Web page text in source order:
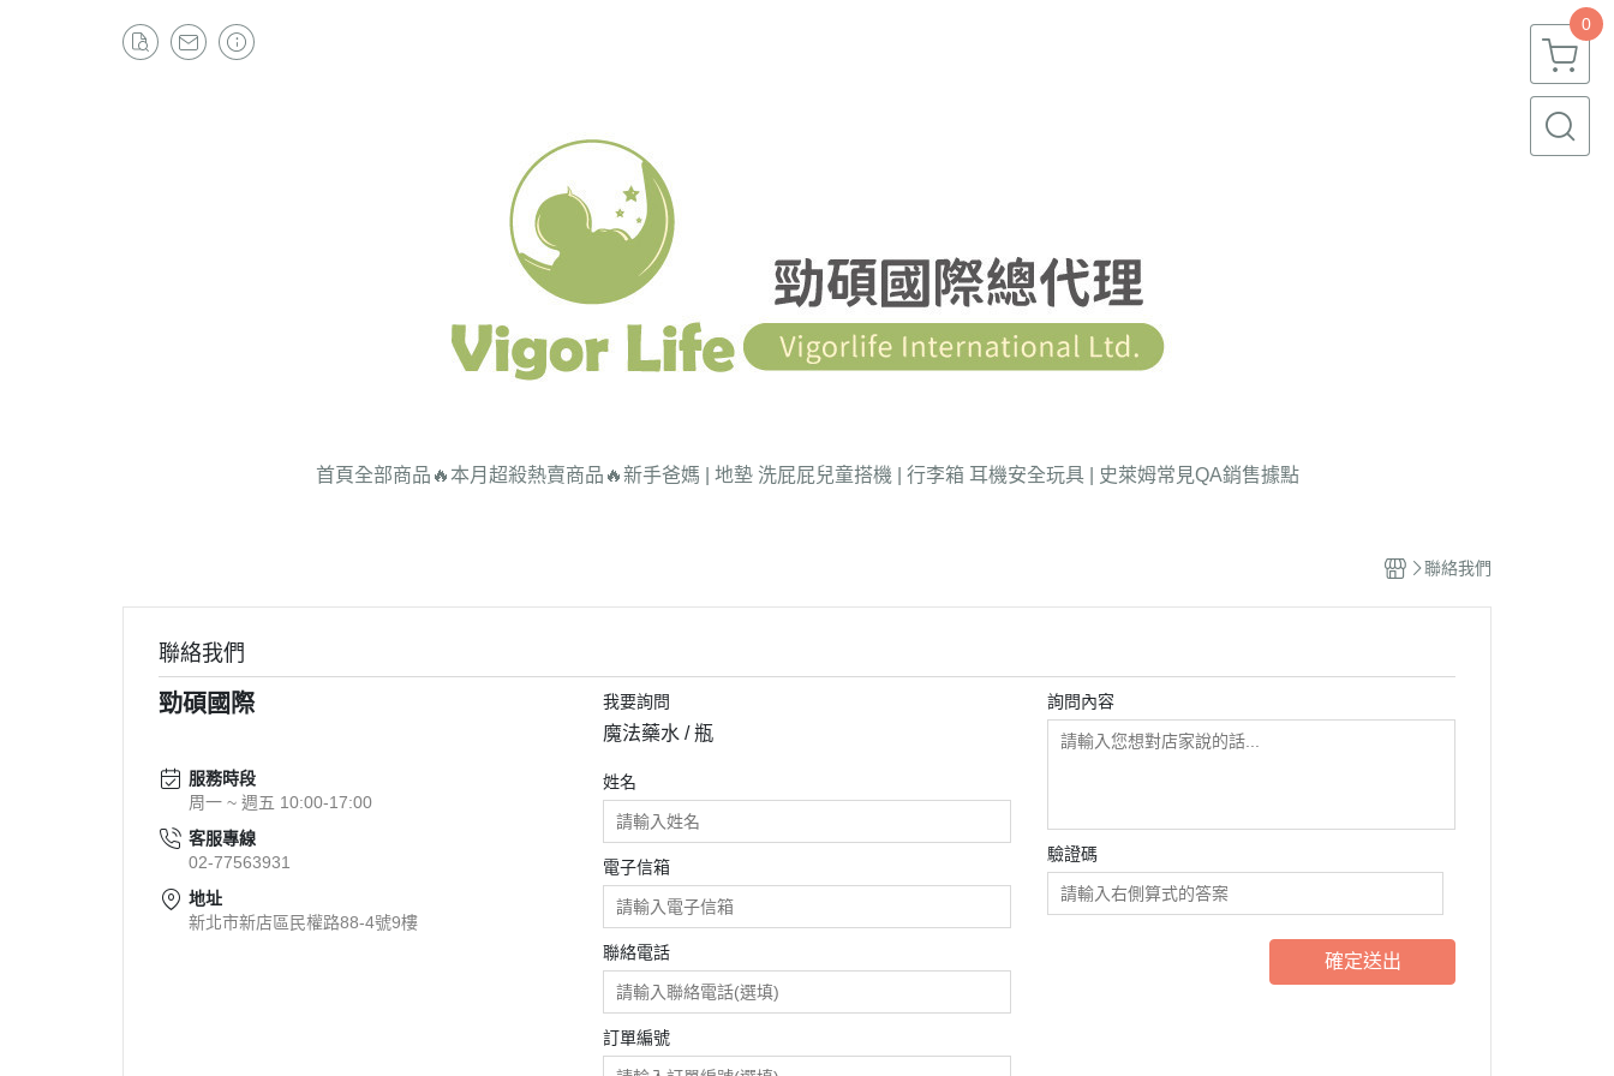
0
首頁全部商品 🔥本月超殺熱賣商品🔥新手爸媽 | 地墊 洗屁屁兒童搭機 | 行李箱 耳機安全玩具 | 史萊姆常見QA銷售據點
聯絡我們
聯絡我們
勁碩國際
服務時段
周一 ~ 週五 10:00-17:00
客服專線
02-77563931
地址
新北市新店區民權路88-4號9樓
我要詢問
魔法藥水 / 瓶
姓名
電子信箱
聯絡電話
訂單編號
詢問內容
驗證碼
確定送出